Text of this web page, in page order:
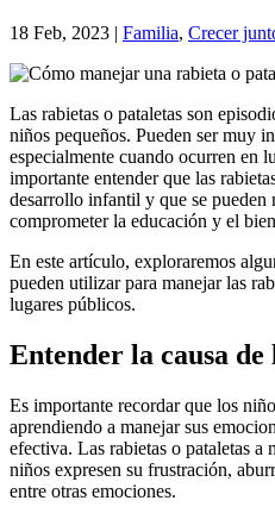
18 Feb, 2023 | Familia, Crecer
Las rabietas o pataletas son
niños pequeños. Pueden ser muy
especialmente cuando ocurren en
importante entender que las
desarrollo infantil y que se pueden
comprometer la educación y el
En este artículo, exploraremos
pueden utilizar para manejar las
lugares públicos.
Entender la causa
Es importante recordar que los
aprendiendo a manejar sus
efectiva. Las rabietas o pataletas a
niños expresen su frustración,
entre otras emociones.